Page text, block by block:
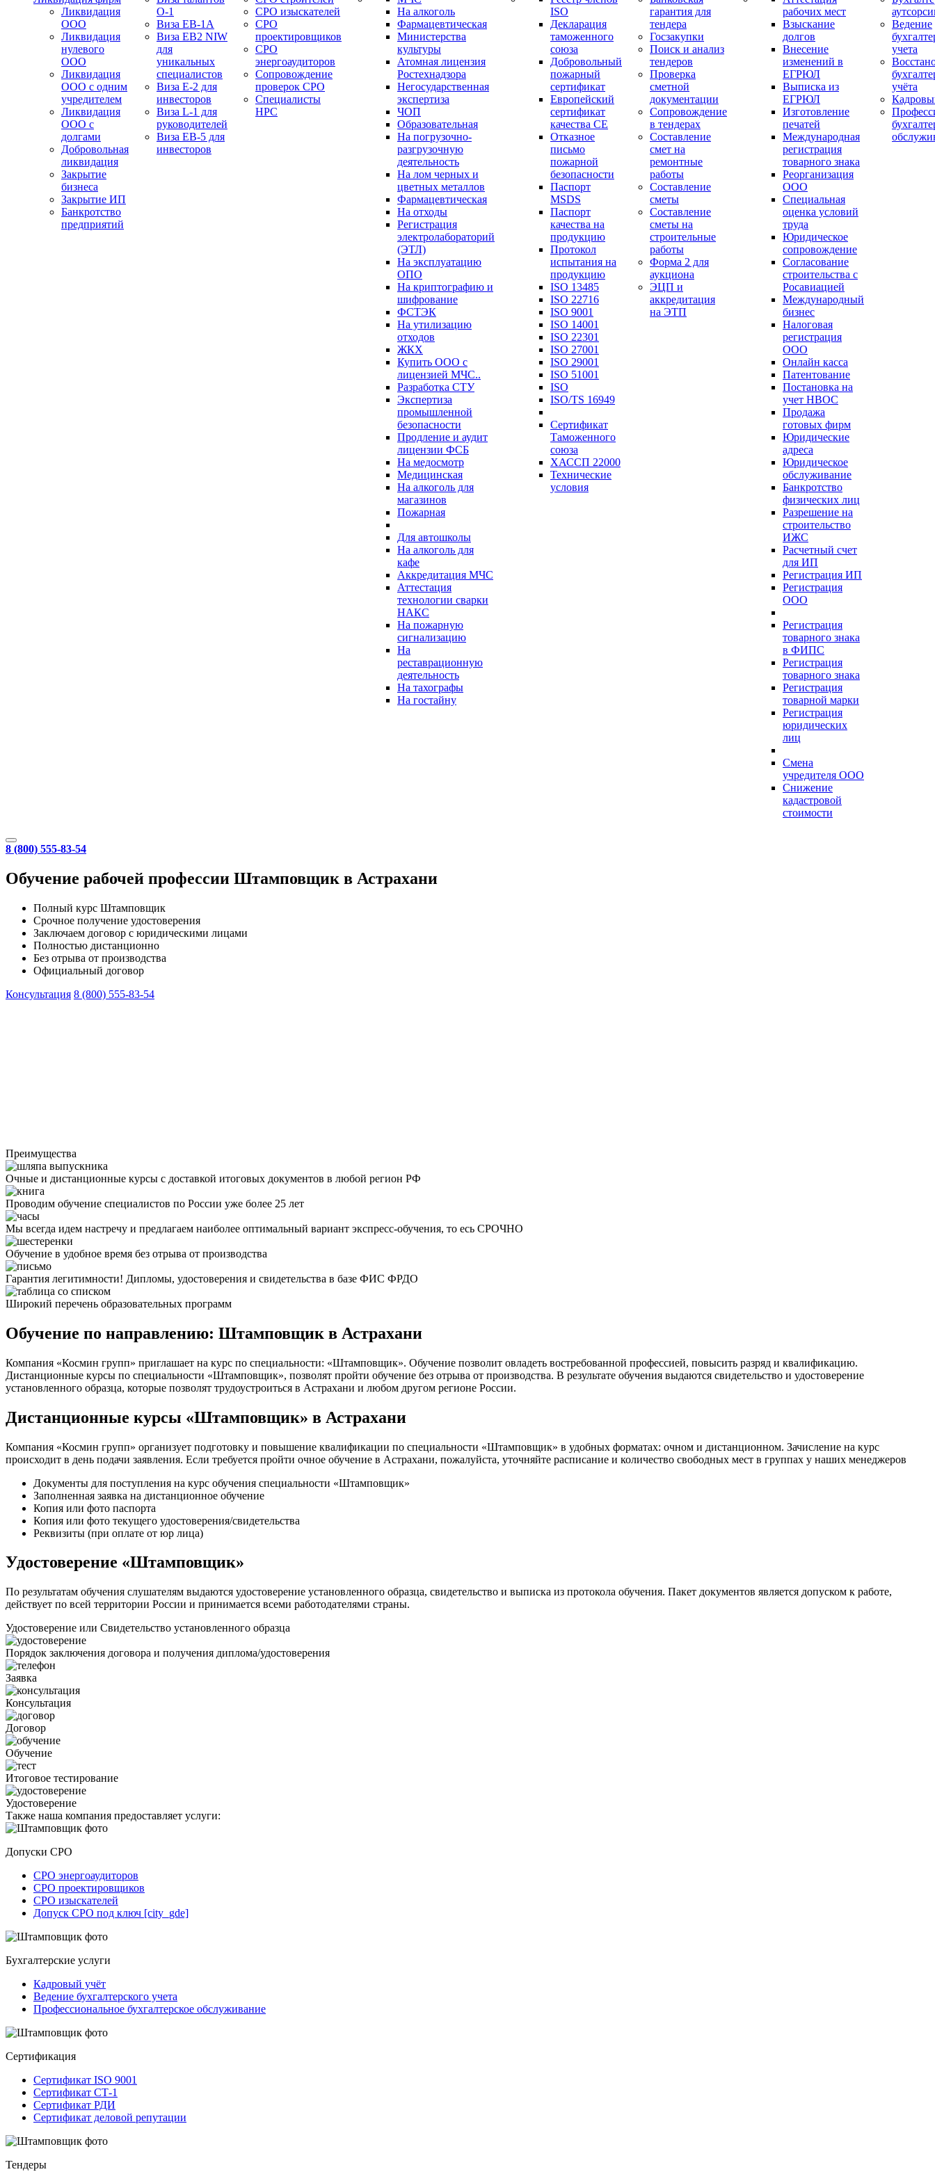
Ликвидация
ООО
Ликвидация
нулевого
ООО
Ликвидация
ООО с одним
учредителем
Ликвидация
ООО с
долгами
Добровольная
ликвидация
Закрытие
бизнеса
Закрытие ИП
Банкротство
предприятий
О-1
Виза EB-1A
Виза EB2 NIW
для
уникальных
специалистов
Виза E-2 для
инвесторов
Виза L-1 для
руководителей
Виза EB-5 для
инвесторов
СРО изыскателей
СРО
проектировщиков
СРО
энергоаудиторов
Сопровождение
проверок СРО
Специалисты
НРС
На алкоголь
Фармацевтическая
Министерства
культуры
Атомная лицензия
Ростехнадзора
Негосударственная
экспертиза
ЧОП
Образовательная
На погрузочно-
разгрузочную
деятельность
На лом черных и
цветных металлов
Фармацевтическая
На отходы
Регистрация
электролабораторий
(ЭТЛ)
На эксплуатацию
ОПО
На криптографию и
шифрование
ФСТЭК
На утилизацию
отходов
ЖКХ
Купить ООО с
лицензией МЧС..
Разработка СТУ
Экспертиза
промышленной
безопасности
Продление и аудит
лицензии ФСБ
На медосмотр
Медицинская
На алкоголь для
магазинов
Пожарная
Для автошколы
На алкоголь для
кафе
Аккредитация МЧС
Аттестация
технологии сварки
НАКС
На пожарную
сигнализацию
На
реставрационную
деятельность
На тахографы
На гостайну
ISO
Декларация
таможенного
союза
Добровольный
пожарный
сертификат
Европейский
сертификат
качества СЕ
Отказное
письмо
пожарной
безопасности
Паспорт
МSDS
Паспорт
качества на
продукцию
Протокол
испытания на
продукцию
ISO 13485
ISO 22716
ISO 9001
ISO 14001
ISO 22301
ISO 27001
ISO 29001
ISO 51001
ISO
ISO/TS 16949
Сертификат
Таможенного
союза
ХАССП 22000
Технические
условия
гарантия для
тендера
Госзакупки
Поиск и анализ
тендеров
Проверка
сметной
документации
Сопровождение
в тендерах
Составление
смет на
ремонтные
работы
Составление
сметы
Составление
сметы на
строительные
работы
Форма 2 для
аукциона
ЭЦП и
аккредитация
на ЭТП
рабочих мест
Взыскание
долгов
Внесение
изменений в
ЕГРЮЛ
Выписка из
ЕГРЮЛ
Изготовление
печатей
Международная
регистрация
товарного знака
Реорганизация
ООО
Специальная
оценка условий
труда
Юридическое
сопровождение
Согласование
строительства с
Росавиацией
Международный
бизнес
Налоговая
регистрация
ООО
Онлайн касса
Патентование
Постановка на
учет НВОС
Продажа
готовых фирм
Юридические
адреса
Юридическое
обслуживание
Банкротство
физических лиц
Разрешение на
строительство
ИЖС
Расчетный счет
для ИП
Регистрация ИП
Регистрация
ООО
Регистрация
товарного знака
в ФИПС
Регистрация
товарного знака
Регистрация
товарной марки
Регистрация
юридических
лиц
Смена
учредителя ООО
Снижение
кадастровой
стоимости
Ведение
учета
учёта
8 (800) 555-83-54
Обучение рабочей профессии Штамповщик в Астрахани
Полный курс Штамповщик
Срочное получение удостоверения
Заключаем договор с юридическими лицами
Полностью дистанционно
Без отрыва от производства
Официальный договор
Консультация 8 (800) 555-83-54
Преимущества
Очные и дистанционные курсы с доставкой итоговых документов в любой регион РФ
Проводим обучение специалистов по России уже более 25 лет
Мы всегда идем настречу и предлагаем наиболее оптимальный вариант экспресс-обучения, то есь СРОЧНО
Обучение в удобное время без отрыва от производства
Гарантия легитимности! Дипломы, удостоверения и свидетельства в базе ФИС ФРДО
Широкий перечень образовательных программ
Обучение по направлению: Штамповщик в Астрахани
Компания «Космин групп» приглашает на курс по специальности: «Штамповщик». Обучение позволит овладеть востребованной профессией, повысить разряд и квалификацию.
Дистанционные курсы по специальности «Штамповщик», позволят пройти обучение без отрыва от производства. В результате обучения выдаются свидетельство и удостоверение
установленного образца, которые позволят трудоустроиться в Астрахани и любом другом регионе России.
Дистанционные курсы «Штамповщик» в Астрахани
Компания «Космин групп» организует подготовку и повышение квалификации по специальности «Штамповщик» в удобных форматах: очном и дистанционном. Зачисление на курс
происходит в день подачи заявления. Если требуется пройти очное обучение в Астрахани, пожалуйста, уточняйте расписание и количество свободных мест в группах у наших менеджеров
Документы для поступления на курс обучения специальности «Штамповщик»
Заполненная заявка на дистанционное обучение
Копия или фото паспорта
Копия или фото текущего удостоверения/свидетельства
Реквизиты (при оплате от юр лица)
Удостоверение «Штамповщик»
По результатам обучения слушателям выдаются удостоверение установленного образца, свидетельство и выписка из протокола обучения. Пакет документов является допуском к работе,
действует по всей территории России и принимается всеми работодателями страны.
Удостоверение или Свидетельство установленного образца
Порядок заключения договора и получения диплома/удостоверения
Заявка
Консультация
Договор
Обучение
Итоговое тестирование
Удостоверение
Также наша компания предоставляет услуги:
Допуски СРО
СРО энергоаудиторов
СРО проектировщиков
СРО изыскателей
Допуск СРО под ключ [city_gde]
Бухгалтерские услуги
Кадровый учёт
Ведение бухгалтерского учета
Профессиональное бухгалтерское обслуживание
Сертификация
Сертификат ISO 9001
Сертификат СТ-1
Сертификат РДИ
Сертификат деловой репутации
Тендеры